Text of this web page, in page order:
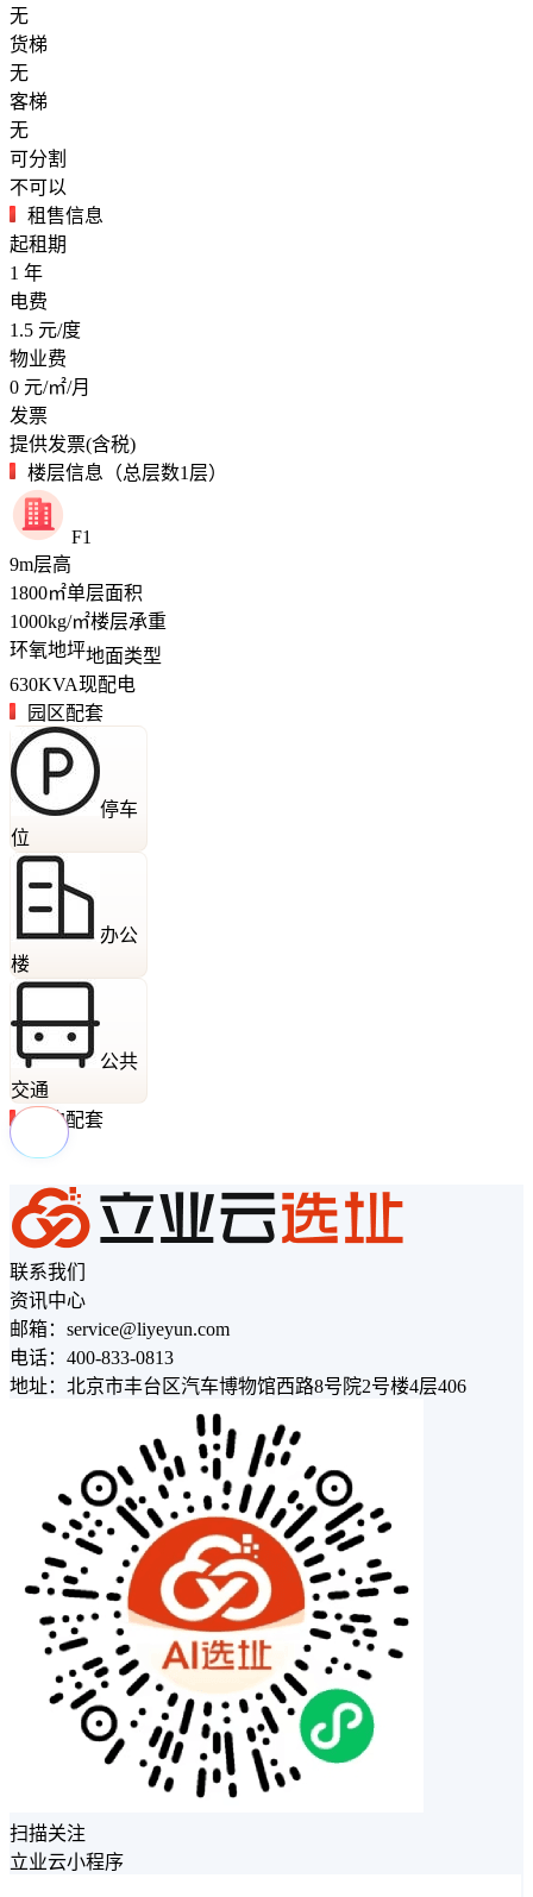
无
货梯
无
客梯
无
可分割
不可以
租售信息
起租期
1 年
电费
1.5 元/度
物业费
0 元/㎡/月
发票
提供发票(含税)
楼层信息（总层数1层）
F1
9m层高
1800㎡单层面积
1000kg/㎡楼层承重
环氧地坪地面类型
630KVA现配电
园区配套
停车
位
办公
楼
公共
交通
周边配套
联系我们
资讯中心
邮箱：service@liyeyun.com
电话：400-833-0813
地址：北京市丰台区汽车博物馆西路8号院2号楼4层406
扫描关注
立业云小程序